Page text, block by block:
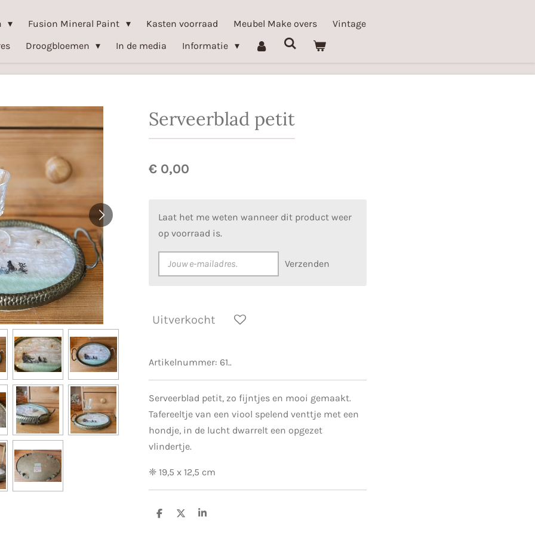
Fusion Mineral Paint Kasten voorraad Meubel Make overs
Vintage
Droogbloemen In de media Informatie
Serveerblad petit
€ 0,00
Laat het me weten wanneer dit product weer
op voorraad is.
Verzenden
Uitverkocht
Artikelnummer: 61..
Serveerblad petit, zo fijntjes en mooi gemaakt.
Tafereeltje van een viool spelend venttje met een
hondje, in de lucht dwarrelt een opgezet
vlindertje.
❈ 19,5 x 12,5 cm
D
D
S